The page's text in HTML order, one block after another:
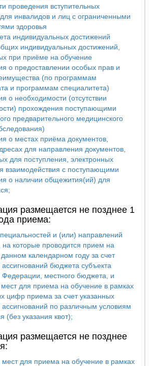
проведения вступительных
инвалидов и лиц с ограниченными
здоровья
индивидуальных достижений
индивидуальных достижений,
при приёме на обучение
о предоставлении особых прав и
(по программам
и программам специалитета)
о необходимости (отсутствии
прохождения поступающими
предварительного медицинского
о местах приёма документов,
для направления документов,
для поступления, электронных
взаимодействия с поступающими
о наличии общежития(ий) для
размещается не позднее 1
приема:
и (или) направлений
на которые проводится прием на
календарном году за счет
бюджета субъекта
Федерации, местного бюджета, и
мест для приема на обучение в рамках
цифр приема за счет указанных
по различным условиям
(без указания квот);
размещается не позднее
мест для приема на обучение в рамках